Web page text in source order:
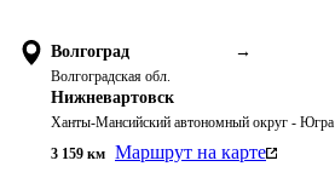
Волгоград →
Волгоградская обл.
Нижневартовск
Ханты-Мансийский автономный округ - Югра
3 159 км Маршрут на карте